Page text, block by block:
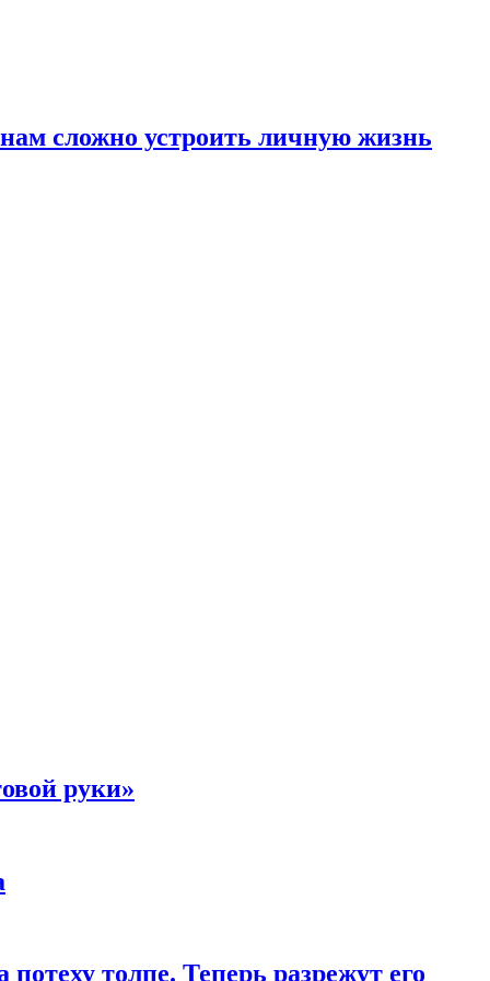
сложно устроить личную жизнь
руки»
толпе. Теперь разрежут его